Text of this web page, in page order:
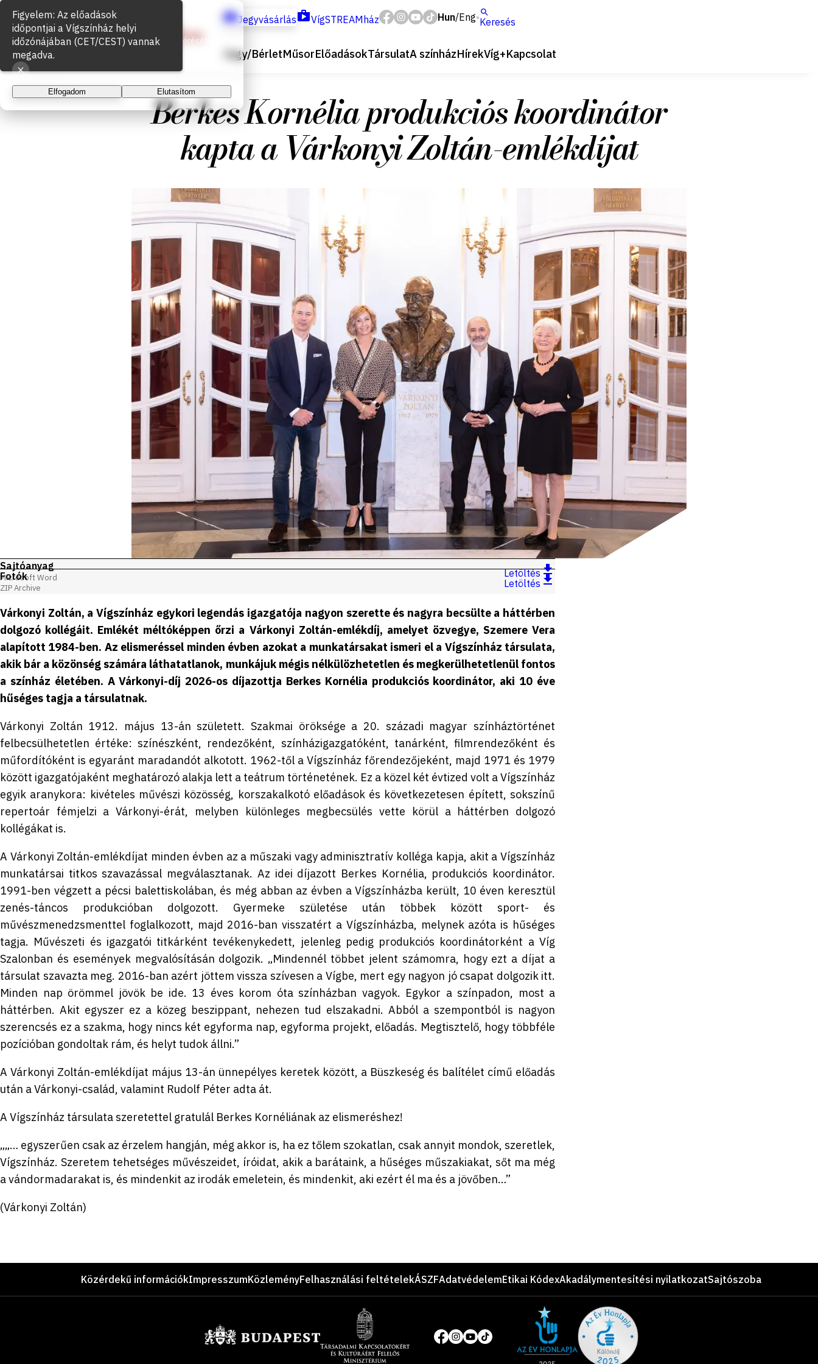
Jegyvásárlás VígSTREAMház Hun/Eng Keresés
Jegy/BérletMűsorElőadásokTársulatA színházHírekVíg+Kapcsolat
Berkes Kornélia produkciós koordinátor
kapta a Várkonyi Zoltán-emlékdíjat
Sajtóanyag
Microsoft Word Letöltés
Fotók
ZIP Archive Letöltés
Várkonyi Zoltán, a Vígszínház egykori legendás igazgatója nagyon szerette és nagyra becsülte a háttérben
dolgozó kollégáit. Emlékét méltóképpen őrzi a Várkonyi Zoltán-emlékdíj, amelyet özvegye, Szemere Vera
alapított 1984-ben. Az elismeréssel minden évben azokat a munkatársakat ismeri el a Vígszínház társulata,
akik bár a közönség számára láthatatlanok, munkájuk mégis nélkülözhetetlen és megkerülhetetlenül fontos
a színház életében. A Várkonyi-díj 2026-os díjazottja Berkes Kornélia produkciós koordinátor, aki 10 éve
hűséges tagja a társulatnak.
Várkonyi Zoltán 1912. május 13-án született. Szakmai öröksége a 20. századi magyar színháztörténet
felbecsülhetetlen értéke: színészként, rendezőként, színházigazgatóként, tanárként, filmrendezőként és
műfordítóként is egyaránt maradandót alkotott. 1962-től a Vígszínház főrendezőjeként, majd 1971 és 1979
között igazgatójaként meghatározó alakja lett a teátrum történetének. Ez a közel két évtized volt a Vígszínház
egyik aranykora: kivételes művészi közösség, korszakalkotó előadások és következetesen épített, sokszínű
repertoár fémjelzi a Várkonyi-érát, melyben különleges megbecsülés vette körül a háttérben dolgozó
kollégákat is.
A Várkonyi Zoltán-emlékdíjat minden évben az a műszaki vagy adminisztratív kolléga kapja, akit a Vígszínház
munkatársai titkos szavazással megválasztanak. Az idei díjazott Berkes Kornélia, produkciós koordinátor.
1991-ben végzett a pécsi balettiskolában, és még abban az évben a Vígszínházba került, 10 éven keresztül
zenés-táncos produkcióban dolgozott. Gyermeke születése után többek között sport- és
művészmenedzsmenttel foglalkozott, majd 2016-ban visszatért a Vígszínházba, melynek azóta is hűséges
tagja. Művészeti és igazgatói titkárként tevékenykedett, jelenleg pedig produkciós koordinátorként a Víg
Szalonban és események megvalósításán dolgozik. „Mindennél többet jelent számomra, hogy ezt a díjat a
társulat szavazta meg. 2016-ban azért jöttem vissza szívesen a Vígbe, mert egy nagyon jó csapat dolgozik itt.
Minden nap örömmel jövök be ide. 13 éves korom óta színházban vagyok. Egykor a színpadon, most a
háttérben. Akit egyszer ez a közeg beszippant, nehezen tud elszakadni. Abból a szempontból is nagyon
szerencsés ez a szakma, hogy nincs két egyforma nap, egyforma projekt, előadás. Megtisztelő, hogy többféle
pozícióban gondoltak rám, és helyt tudok állni.”
A Várkonyi Zoltán-emlékdíjat május 13-án ünnepélyes keretek között, a Büszkeség és balítélet című előadás
után a Várkonyi-család, valamint Rudolf Péter adta át.
A Vígszínház társulata szeretettel gratulál Berkes Kornéliának az elismeréshez!
„„… egyszerűen csak az érzelem hangján, még akkor is, ha ez tőlem szokatlan, csak annyit mondok, szeretlek,
Vígszínház. Szeretem tehetséges művészeidet, íróidat, akik a barátaink, a hűséges műszakiakat, sőt ma még
a vándormadarakat is, és mindenkit az irodák emeletein, és mindenkit, aki ezért él ma és a jövőben…”
(Várkonyi Zoltán)
Közérdekű információkImpresszumKözleményFelhasználási feltételekÁSZFAdatvédelemEtikai KódexAkadálymentesítési nyilatkozatSajtószoba
Közösségi
média
the
Figyelem: Az előadások
időpontjai a Vígszínház helyi
időzónájában (CET/CEST) vannak
megadva.
Sütik használata
Az oldal működéséhez és a látogatottság méréséhez
sütiket használunk. A folytatással elfogadja a sütik
használatát.
Elfogadom Elutasítom